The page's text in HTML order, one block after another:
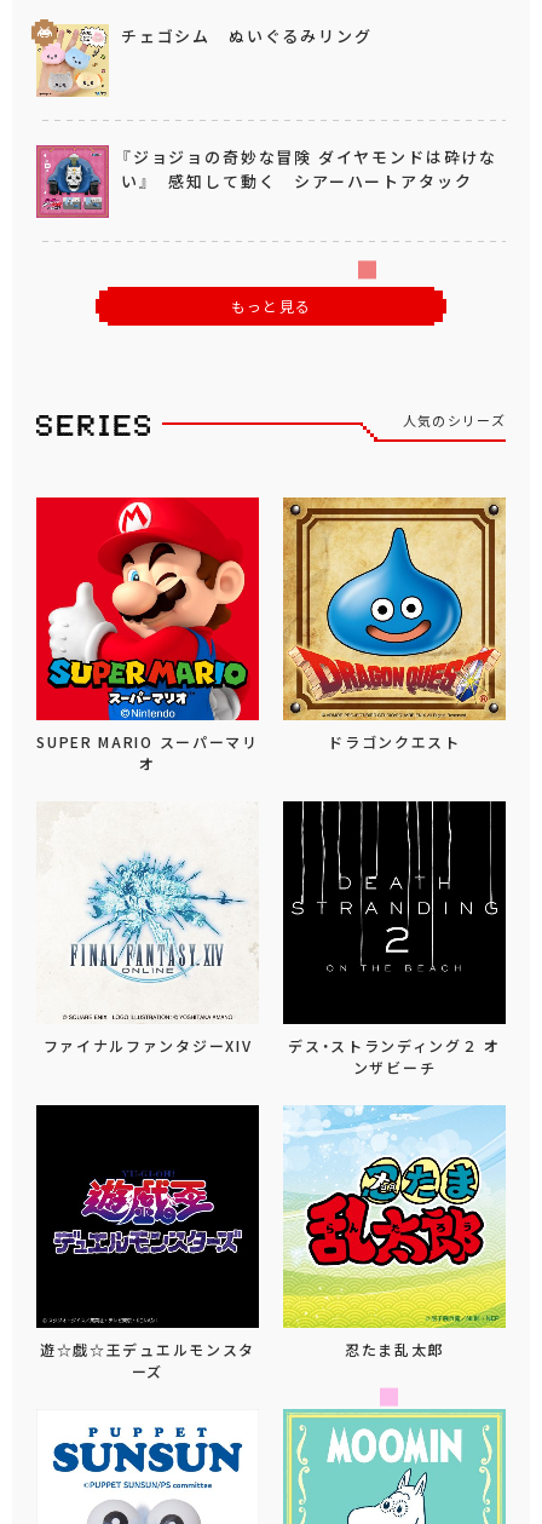
チェゴシム ぬいぐるみリング
『ジョジョの奇妙な冒険 ダイヤモンドは砕けな
い』 感知して動く シアーハートアタック
もっと見る
人気のシリーズ
SUPER MARIO スーパーマリ
オ
ドラゴンクエスト
ファイナルファンタジーXIV
デス・ストランディング２ オ
ンザビーチ
遊☆戯☆王デュエルモンスタ
ーズ
忍たま乱太郎